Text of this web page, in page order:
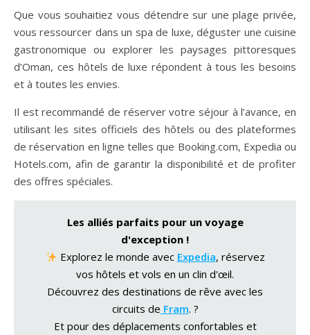
Que vous souhaitiez vous détendre sur une plage privée,
vous ressourcer dans un spa de luxe, déguster une cuisine
gastronomique ou explorer les paysages pittoresques
d’Oman, ces hôtels de luxe répondent à tous les besoins
et à toutes les envies.
Il est recommandé de réserver votre séjour à l’avance, en
utilisant les sites officiels des hôtels ou des plateformes
de réservation en ligne telles que Booking.com, Expedia ou
Hotels.com, afin de garantir la disponibilité et de profiter
des offres spéciales.
Les alliés parfaits pour un voyage
d'exception !
Explorez le monde avec Expedia, réservez
vos hôtels et vols en un clin d'œil.
Découvrez des destinations de rêve avec les
circuits de Fram. ?
Et pour des déplacements confortables et